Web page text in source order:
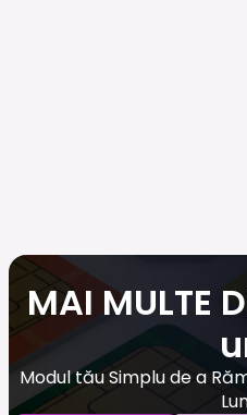
MAI MULTE
Modul tău Simplu de a